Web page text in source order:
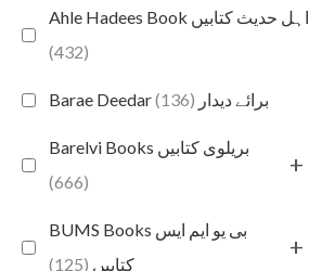
Ahle Hadees Book اہل حدیث کتابیں
(432)
Barae Deedar برائے دیدار (136)
Barelvi Books بریلوی کتابیں
(666)
+
BUMS Books بی یو ایم ایس
کتابیں (125)
+